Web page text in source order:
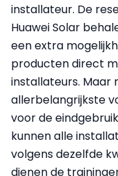
installateur. De
Huawei Solar
een extra
producten direct
installateurs. Maar
allerbelangrijkste
voor de
kunnen alle
volgens dezelfde
dienen de